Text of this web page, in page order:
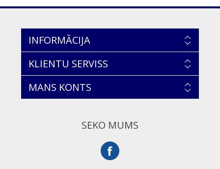
INFORMĀCIJA
KLIENTU SERVISS
MANS KONTS
SEKO MUMS